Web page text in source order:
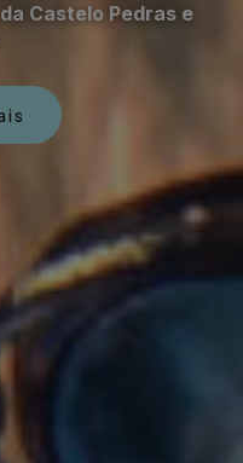
Castelo Pedras e